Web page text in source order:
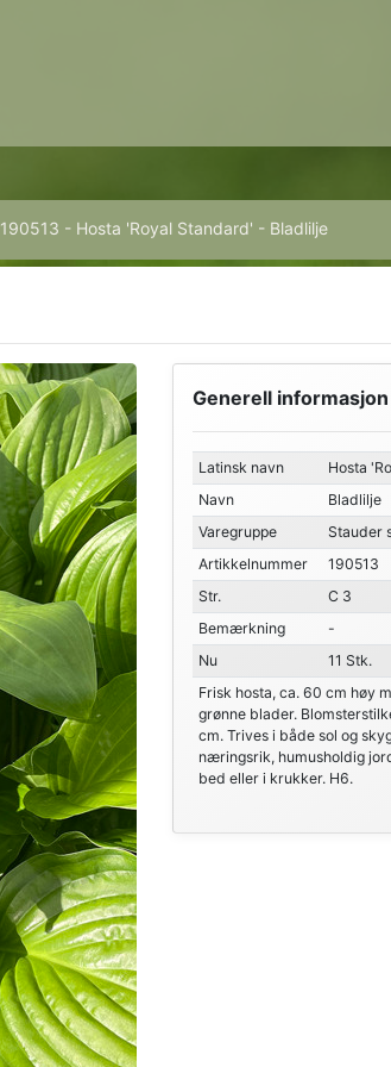
190513 - Hosta 'Royal Standard' - Bladlilje
Generell informasjon
Latinsk navn
Hosta
Navn
Bladlilje
Varegruppe
Stauder
Artikkelnummer
190513
Str.
C 3
Bemærkning
-
Nu
11 Stk.
Frisk hosta, ca. 60 cm høy
grønne blader.
cm. Trives i både sol og
næringsrik, humusholdig
bed eller i krukker. H6.